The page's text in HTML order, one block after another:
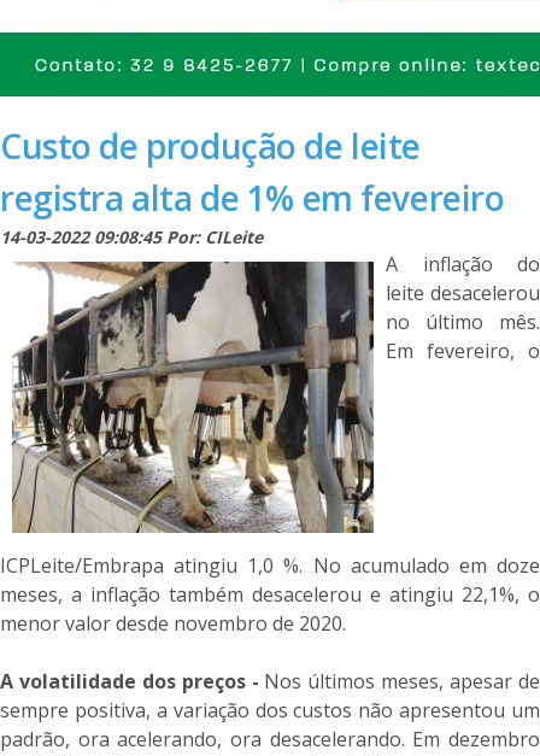
Custo de produção de leite
registra alta de 1% em fevereiro
14-03-2022 09:08:45 Por: CILeite
A inflação do
leite desacelerou
no último mês.
Em fevereiro, o
ICPLeite/Embrapa atingiu 1,0 %. No acumulado em doze
meses, a inflação também desacelerou e atingiu 22,1%, o
menor valor desde novembro de 2020.
A volatilidade dos preços - Nos últimos meses, apesar de
sempre positiva, a variação dos custos não apresentou um
padrão, ora acelerando, ora desacelerando. Em dezembro